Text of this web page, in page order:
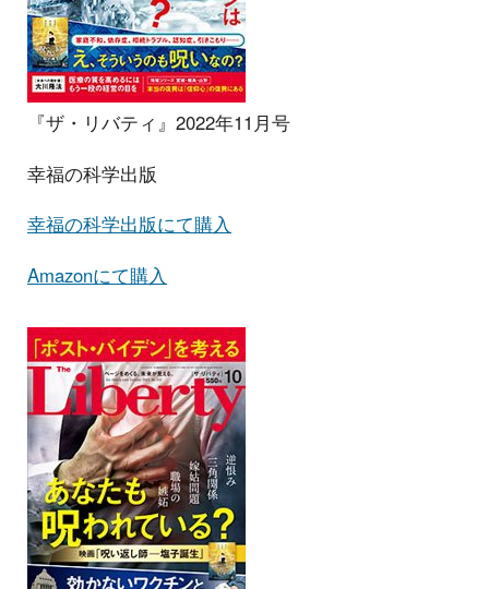
『ザ・リバティ』2022年11月号
幸福の科学出版
幸福の科学出版にて購入
Amazonにて購入